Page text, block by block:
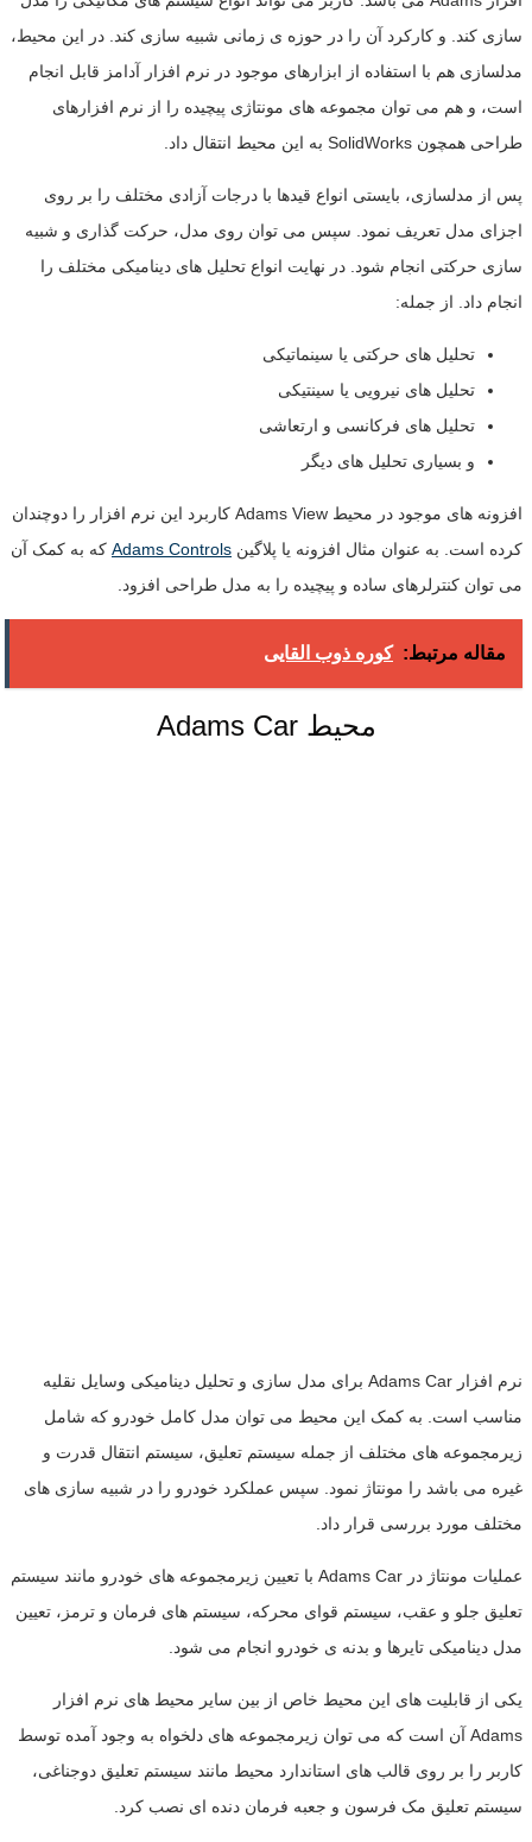
سازی کند. و کارکرد آن را در حوزه ی زمانی شبیه سازی کند. در این محیط،
مدلسازی هم با استفاده از ابزارهای موجود در نرم افزار آدامز قابل انجام
است، و هم می توان مجموعه های مونتاژی پیچیده را از نرم افزارهای
طراحی همچون SolidWorks به این محیط انتقال داد.
پس از مدلسازی، بایستی انواع قیدها با درجات آزادی مختلف را بر روی
اجزای مدل تعریف نمود. سپس می توان روی مدل، حرکت گذاری و شبیه
سازی حرکتی انجام شود. در نهایت انواع تحلیل های دینامیکی مختلف را
انجام داد. از جمله:
تحلیل های حرکتی یا سینماتیکی
تحلیل های نیرویی یا سینتیکی
تحلیل های فرکانسی و ارتعاشی
و بسیاری تحلیل های دیگر
افزونه های موجود در محیط Adams View کاربرد این نرم افزار را دوچندان
کرده است. به عنوان مثال افزونه یا پلاگین Adams Controls که به کمک آن
می توان کنترلرهای ساده و پیچیده را به مدل طراحی افزود.
مقاله مرتبط: كوره ذوب القايی
Adams Car محیط
نرم افزار Adams Car برای مدل سازی و تحلیل دینامیکی وسایل نقلیه
مناسب است. به کمک این محیط می توان مدل کامل خودرو که شامل
زیرمجموعه های مختلف از جمله سیستم تعلیق، سیستم انتقال قدرت و
غیره می باشد را مونتاژ نمود. سپس عملکرد خودرو را در شبیه سازی های
مختلف مورد بررسی قرار داد.
عملیات مونتاژ در Adams Car با تعیین زیرمجموعه های خودرو مانند سیستم
تعلیق جلو و عقب، سیستم قوای محرکه، سیستم های فرمان و ترمز، تعیین
مدل دینامیکی تایرها و بدنه ی خودرو انجام می شود.
یکی از قابلیت های این محیط خاص از بین سایر محیط های نرم افزار
Adams آن است که می توان زیرمجموعه های دلخواه به وجود آمده توسط
کاربر را بر روی قالب های استاندارد محیط مانند سیستم تعلیق دوجناغی،
سیستم تعلیق مک فرسون و جعبه فرمان دنده ای نصب کرد.